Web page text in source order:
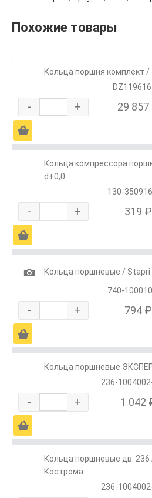
Похожие товары
Кольца поршня комплект /
DZ119616
- + 29 857
Ä
Кольца компрессора
d+0,0
130-
- + 319 ₽
Ä
1
Кольца поршневые / Stapri
740-
- + 794 ₽
Ä
Кольца поршневые
236-
- + 1 042
Ä
Кольца поршневые дв.
Кострома
236-